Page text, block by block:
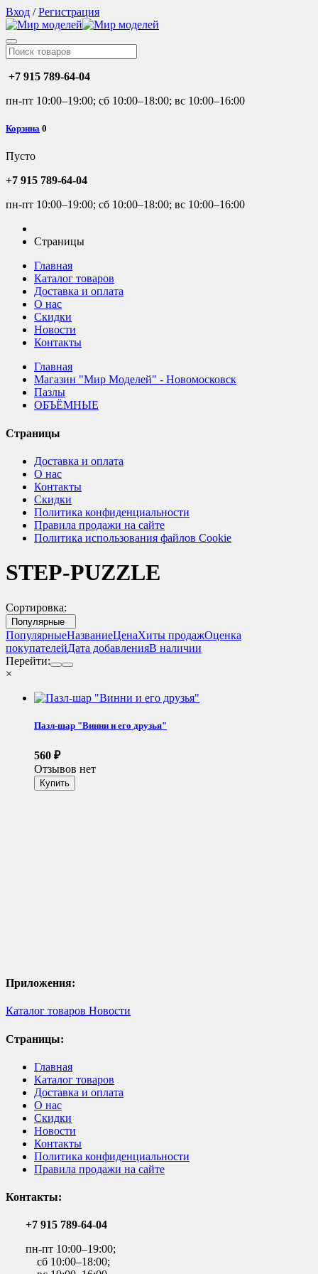
Вход /Регистрация
+7 915 789-64-04
пн-пт 10:00–19:00; сб 10:00–18:00; вс 10:00–16:00
Корзина 0
Пусто
+7 915 789-64-04
пн-пт 10:00–19:00; сб 10:00–18:00; вс 10:00–16:00
Страницы
Главная
Каталог товаров
Доставка и оплата
О нас
Скидки
Новости
Контакты
Главная
Магазин "Мир Моделей" - Новомосковск
Пазлы
ОБЪЁМНЫЕ
Страницы
Доставка и оплата
О нас
Контакты
Скидки
Политика конфиденциальности
Правила продажи на сайте
Политика использования файлов Cookie
STEP-PUZZLE
Сортировка:
Популярные
ПопулярныеНазваниеЦенаХиты продажОценка
покупателейДата добавленияВ наличии
Перейти:
×
Пазл-шар "Винни и его друзья"
560 ₽
Отзывов нет
Приложения:
Каталог товаров Новости
Страницы:
Главная
Каталог товаров
Доставка и оплата
О нас
Скидки
Новости
Контакты
Политика конфиденциальности
Правила продажи на сайте
Контакты:
+7 915 789-64-04
пн-пт 10:00–19:00;
сб 10:00–18:00;